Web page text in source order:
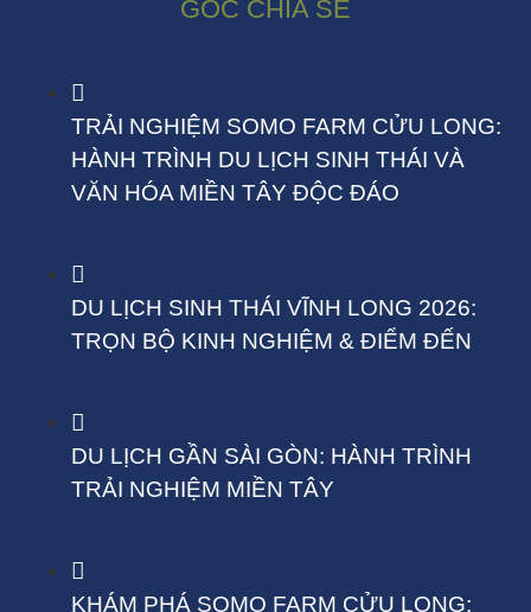
GÓC CHIA SẺ
TRẢI NGHIỆM SOMO FARM CỬU LONG:
HÀNH TRÌNH DU LỊCH SINH THÁI VÀ
VĂN HÓA MIỀN TÂY ĐỘC ĐÁO
DU LỊCH SINH THÁI VĨNH LONG 2026:
TRỌN BỘ KINH NGHIỆM & ĐIỂM ĐẾN
DU LỊCH GẦN SÀI GÒN: HÀNH TRÌNH
TRẢI NGHIỆM MIỀN TÂY
KHÁM PHÁ SOMO FARM CỬU LONG: